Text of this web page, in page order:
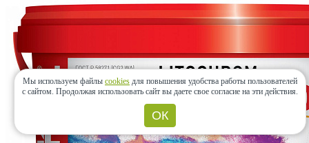
Мы используем файлы cookies для повышения удобства работы пользователей
с сайтом. Продолжая использовать сайт вы даете свое согласие на эти действия.
ОК